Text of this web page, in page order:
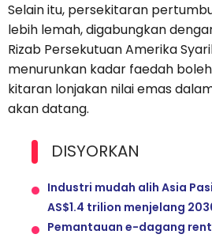
Selain itu, persekitaran
lebih lemah, digabungkan
Rizab Persekutuan Amerika
menurunkan kadar faedah
kitaran lonjakan nilai emas
akan datang.
DISYORKAN
Industri mudah alih Asia
AS$1.4 trilion menjelang
Pemantauan e-dagang